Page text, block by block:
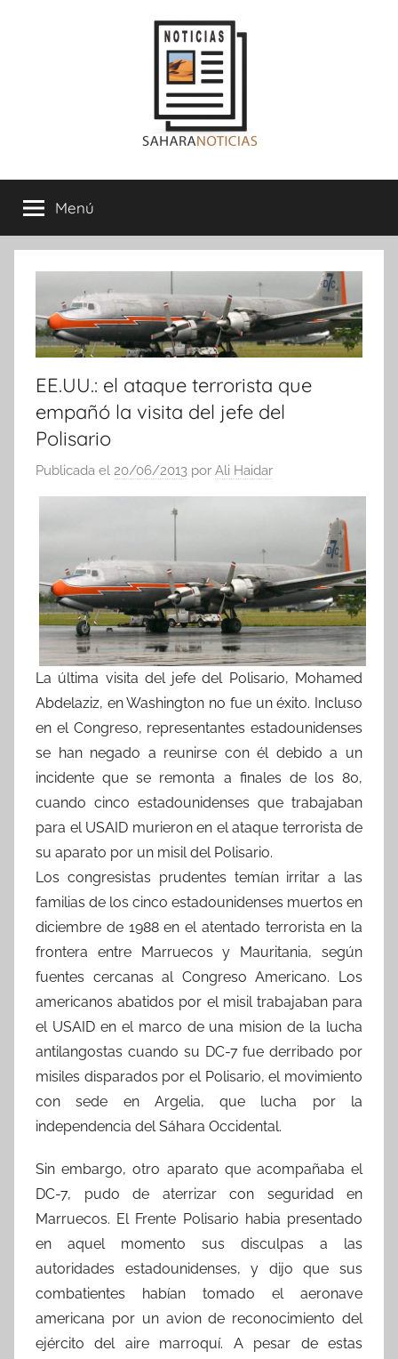
Sahara
Noticias
Menú
EE.UU.: el ataque terrorista que
empañó la visita del jefe del
Polisario
Publicada el 20/06/2013 por Ali Haidar
La última visita del jefe del Polisario, Mohamed
Abdelaziz, en Washington no fue un éxito. Incluso
en el Congreso, representantes estadounidenses
se han negado a reunirse con él debido a un
incidente que se remonta a finales de los 80,
cuando cinco estadounidenses que trabajaban
para el USAID murieron en el ataque terrorista de
su aparato por un misil del Polisario.
Los congresistas prudentes temían irritar a las
familias de los cinco estadounidenses muertos en
diciembre de 1988 en el atentado terrorista en la
frontera entre Marruecos y Mauritania, según
fuentes cercanas al Congreso Americano. Los
americanos abatidos por el misil trabajaban para
el USAID en el marco de una mision de la lucha
antilangostas cuando su DC-7 fue derribado por
misiles disparados por el Polisario, el movimiento
con sede en Argelia, que lucha por la
independencia del Sáhara Occidental.
Sin embargo, otro aparato que acompañaba el
DC-7, pudo de aterrizar con seguridad en
Marruecos. El Frente Polisario habia presentado
en aquel momento sus disculpas a las
autoridades estadounidenses, y dijo que sus
combatientes habían tomado el aeronave
americana por un avion de reconocimiento del
ejército del aire marroquí. A pesar de estas